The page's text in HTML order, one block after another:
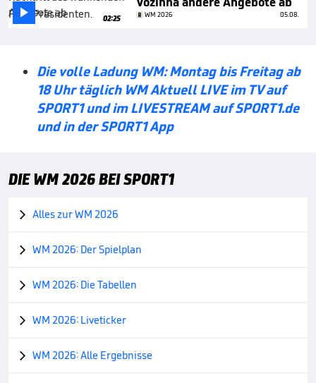
 02:25 WM 2026 05.08.
Die volle Ladung WM: Montag bis Freitag ab
18 Uhr täglich WM Aktuell LIVE im TV auf
SPORT1 und im LIVESTREAM auf SPORT1.de
und in der SPORT1 App
DIE WM 2026 BEI SPORT1
 Alles zur WM 2026
 WM 2026: Der Spielplan
 WM 2026: Die Tabellen
 WM 2026: Liveticker
 WM 2026: Alle Ergebnisse